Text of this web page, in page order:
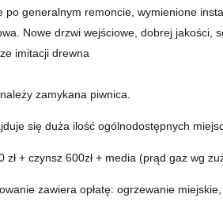
po generalnym remoncie, wymienione
Nowe drzwi wejściowe, dobrej jakości,
imitacji drewna
zamykana piwnica.
się duża ilość ogólnodostępnych
zł + czynsz 600zł + media (prąd gaz wg
zawiera opłatę: ogrzewanie